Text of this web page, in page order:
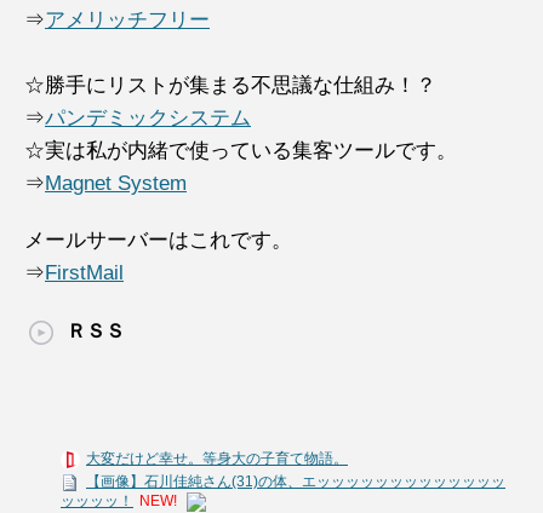
⇒アメリッチフリー
☆勝手にリストが集まる不思議な仕組み！？
⇒パンデミックシステム
☆実は私が内緒で使っている集客ツールです。
⇒Magnet System
メールサーバーはこれです。
⇒FirstMail
ＲＳＳ
大変だけど幸せ。等身大の子育て物語。
【画像】石川佳純さん(31)の体、エッッッッッッッッッッッッッ
ッッッッ！
NEW!